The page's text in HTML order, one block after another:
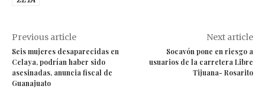
Previous article
Seis mujeres desaparecidas en
Celaya, podrían haber sido
asesinadas, anuncia fiscal de
Guanajuato
Next article
Socavón pone en riesgo a
usuarios de la carretera Libre
Tijuana- Rosarito